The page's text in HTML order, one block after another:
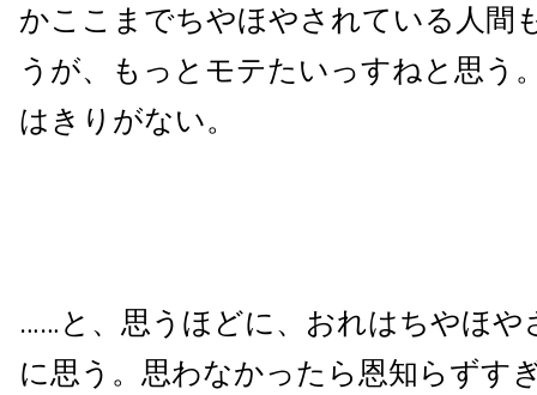
かここまでちやほやされている人間
うが、もっとモテたいっすねと思う
はきりがない。
……と、思うほどに、おれはちやほや
に思う。思わなかったら恩知らずす